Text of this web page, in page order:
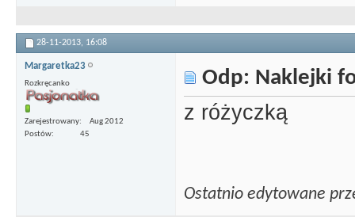
28-11-2013, 16:08
Margaretka23
Rozkręcanko
Zarejestrowany
Aug 2012
Postów
45
Odp: Naklejki
z różyczką
Ostatnio edytowane